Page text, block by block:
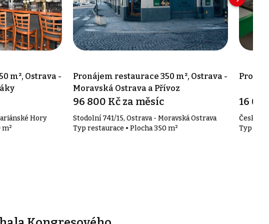
m², Ostrava -
Hory
m²
Pronájem restaurace 350 m², Ostrava -
Moravská Ostrava a Přívoz
96 800 Kč za měsíc
Stodolní 741/15, Ostrava - Moravská Ostrava
Typ restaurace • Plocha 350 m²
16
Typ